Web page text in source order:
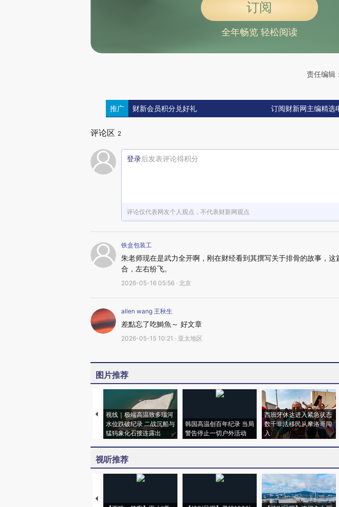
订阅
全年畅览 轻松阅读
责任编辑
推广 财新会员积分兑好礼 订阅财新网主编精选
评论区 2
登录后发表评论得积分
评论仅代表网友个人观点，不代表财新网观点
铁盒包装工
朱老师现在是武力全开啊，刚在财经看到其撰写关于排骨的故事，
合，左右纷飞。
2026-05-16 05:56 · 北京
allen wang 王秋生
差點忘了吃鰣魚～ 好文章
2026-05-15 10:21 · 亚太地区
图片推荐
视线｜极端高温致多瑙河
水位跌破纪录 二战沉船与
猛犸象化石接连露出
韩国高温创百年纪录 当局
警告停止一切户外活动
西班牙休达进入紧急状态
数千非法移民从摩洛哥闯
入
视听推荐